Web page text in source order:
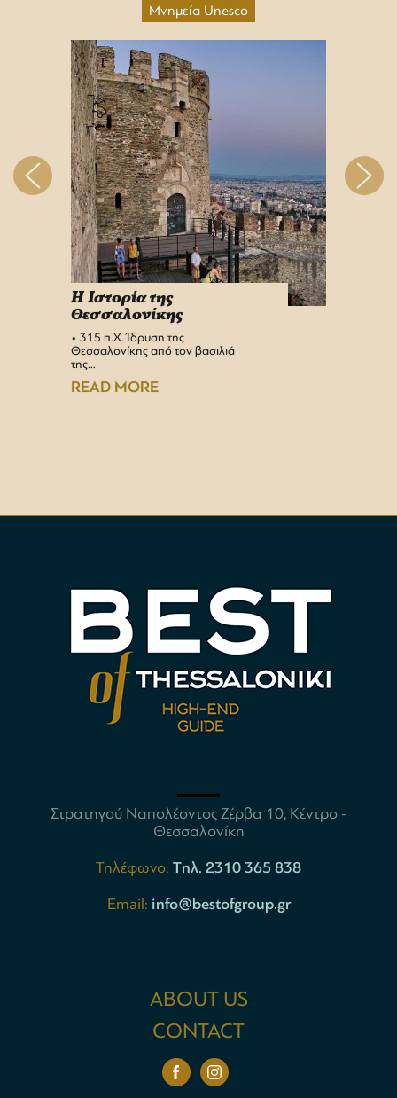
Μνημεία Unesco
H Iστορία της
Θεσσαλονίκης
• 315 π.Χ. Ίδρυση της
Θεσσαλονίκης από τον βασιλιά
της…
READ MORE
Στρατηγού Ναπολέοντος Ζέρβα 10, Κέντρο -
Θεσσαλονίκη
Τηλέφωνο: Tηλ. 2310 365 838
Email: info@bestofgroup.gr
ABOUT US
CONTACT